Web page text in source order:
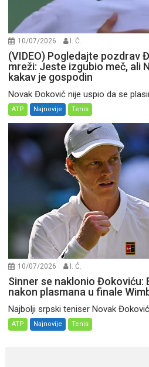
10/07/2026 I. Ć.
(VIDEO) Pogledajte pozdrav
mreži: Jeste izgubio meč, ali
kakav je gospodin
Novak Đoković nije uspio da se
ATP Najnovije Tenis
10/07/2026 I. Ć.
Sinner se naklonio Đokoviću:
nakon plasmana u finale
Najbolji srpski teniser Novak
ATP Najnovije Tenis